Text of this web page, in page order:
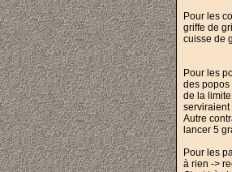
Pour les
griffe de
cuisse de
Pour les
des popos
de la
serviraient
Autre
lancer 5
Pour les
à rien ->